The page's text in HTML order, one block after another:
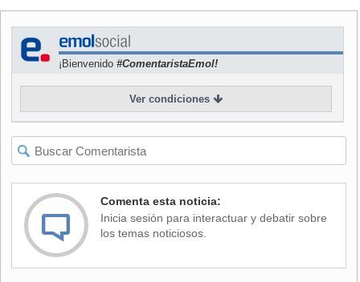
Gaza cuatro palestinos murieron y decenas resultaron
heridos. Por parte israelí hubo seis heridos.
Según los israelíes, cerca de la ciudad autónoma de
Ramallah fue encontrado el cadáver calcinado de un israelí.
Las fuerzas de seguridad palestinas habrían entregado el
cuerpo a Israel. Las circunstancias de la muerte no han sido
esclarecidas.
¡Bienvenido #ComentaristaEmol!
Ver condiciones
Comenta esta noticia:
Inicia sesión para interactuar y debatir sobre
los temas noticiosos.